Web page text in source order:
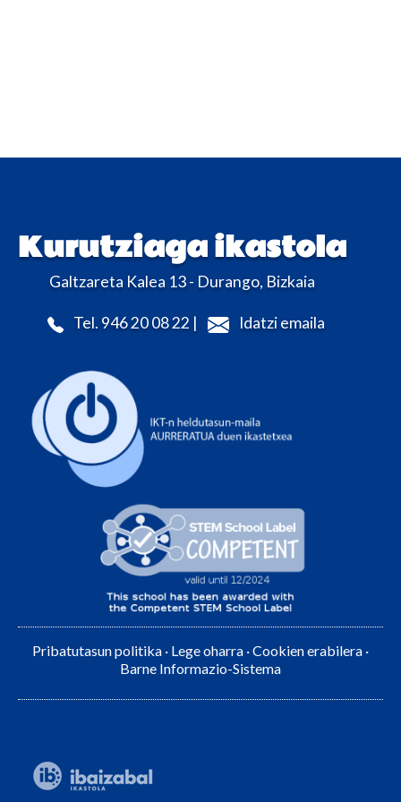
Kurutziaga ikastola
Galtzareta Kalea 13 - Durango, Bizkaia
Tel. 946 20 08 22 | Idatzi emaila
Pribatutasun politika · Lege oharra ·Cookien erabilera ·
Barne Informazio-Sistema